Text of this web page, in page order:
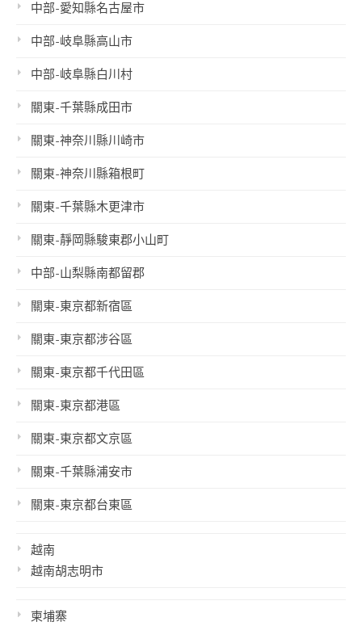
中部-愛知縣名古屋市
中部-岐阜縣高山市
中部-岐阜縣白川村
關東-千葉縣成田市
關東-神奈川縣川崎市
關東-神奈川縣箱根町
關東-千葉縣木更津市
關東-靜岡縣駿東郡小山町
中部-山梨縣南都留郡
關東-東京都新宿區
關東-東京都涉谷區
關東-東京都千代田區
關東-東京都港區
關東-東京都文京區
關東-千葉縣浦安市
關東-東京都台東區
越南
越南胡志明市
柬埔寨